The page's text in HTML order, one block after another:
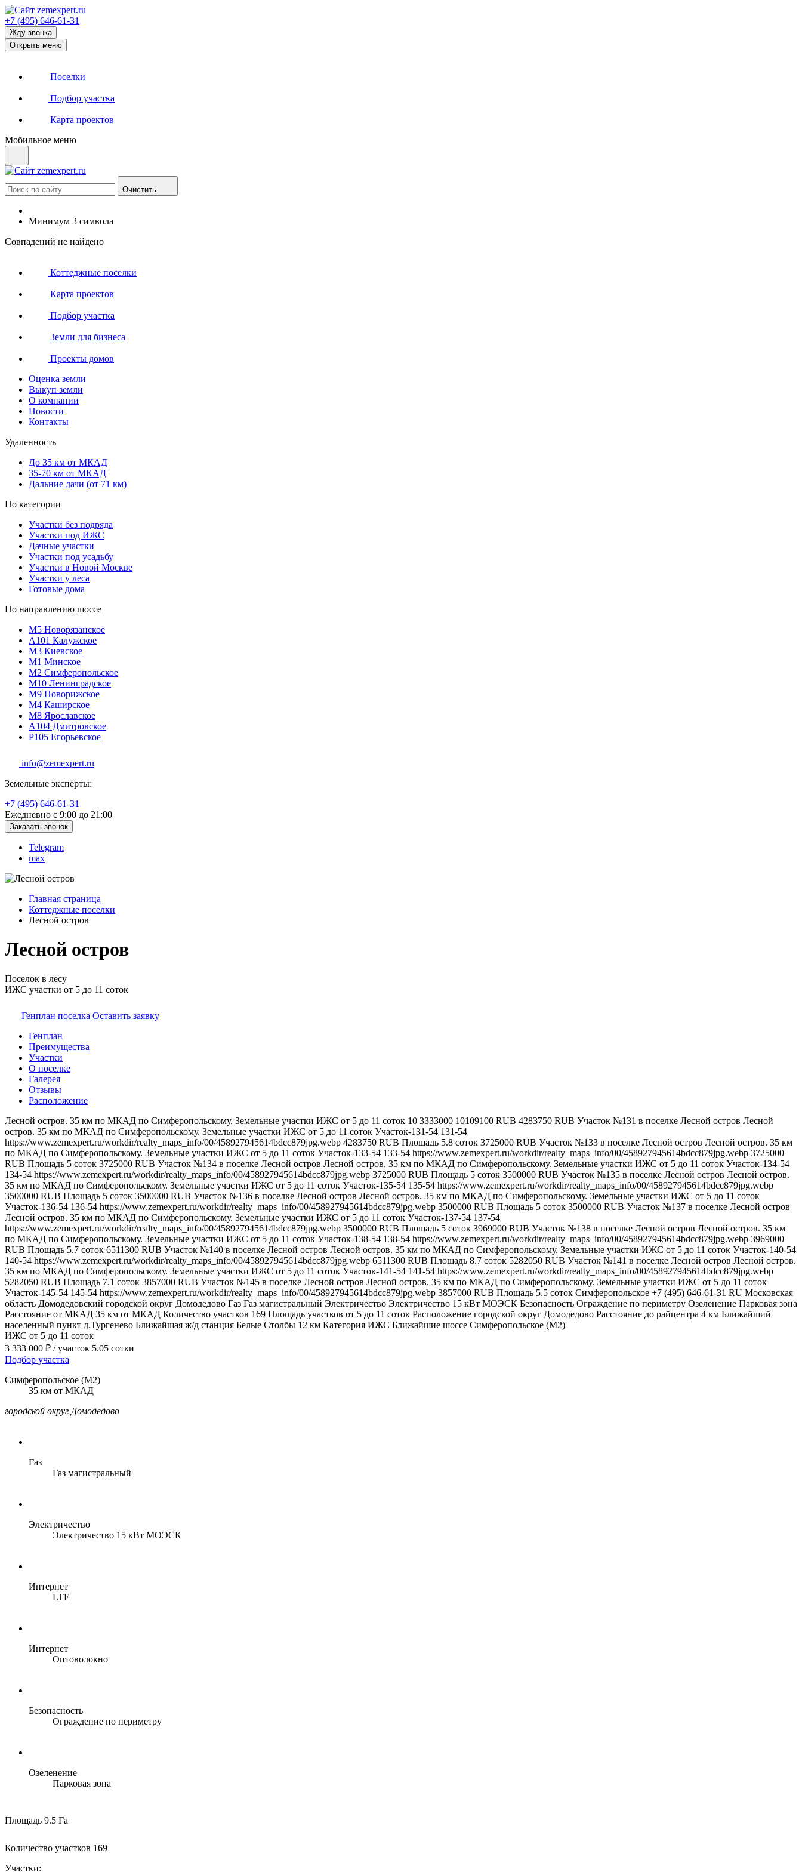
+7 (495) 646-61-31
Жду звонка
Открыть меню
Поселки
Подбор участка
Карта проектов
Мобильное меню
Очистить
Минимум 3 символа
Совпадений не найдено
Коттеджные поселки
Карта проектов
Подбор участка
Земли для бизнеса
Проекты домов
Оценка земли
Выкуп земли
О компании
Новости
Контакты
Удаленность
До 35 км от МКАД
35-70 км от МКАД
Дальние дачи (от 71 км)
По категории
Участки без подряда
Участки под ИЖС
Дачные участки
Участки под усадьбу
Участки в Новой Москве
Участки у леса
Готовые дома
По направлению шоссе
М5 Новорязанское
A101 Калужское
М3 Киевское
М1 Минское
М2 Симферопольское
М10 Ленинградское
М9 Новорижское
М4 Каширское
М8 Ярославское
A104 Дмитровское
P105 Егорьевское
info@zemexpert.ru
Земельные эксперты:
+7 (495) 646-61-31
Ежедневно с 9:00 до 21:00
Заказать звонок
Telegram
max
Главная страница
Коттеджные поселки
Лесной остров
Лесной остров
Поселок в лесу
ИЖС участки от 5 до 11 соток
Генплан поселка Оставить заявку
Генплан
Преимущества
Участки
О поселке
Галерея
Отзывы
Расположение
Лесной остров. 35 км по МКАД по Симферопольскому. Земельные участки ИЖС от 5 до 11 соток 10 3333000 10109100 RUB 4283750 RUB Участок №131 в поселке Лесной остров Лесной
остров. 35 км по МКАД по Симферопольскому. Земельные участки ИЖС от 5 до 11 соток Участок-131-54 131-54
https://www.zemexpert.ru/workdir/realty_maps_info/00/458927945614bdcc879jpg.webp 4283750 RUB Площадь 5.8 соток 3725000 RUB Участок №133 в поселке Лесной остров Лесной остров. 35 км
по МКАД по Симферопольскому. Земельные участки ИЖС от 5 до 11 соток Участок-133-54 133-54 https://www.zemexpert.ru/workdir/realty_maps_info/00/458927945614bdcc879jpg.webp 3725000
RUB Площадь 5 соток 3725000 RUB Участок №134 в поселке Лесной остров Лесной остров. 35 км по МКАД по Симферопольскому. Земельные участки ИЖС от 5 до 11 соток Участок-134-54
134-54 https://www.zemexpert.ru/workdir/realty_maps_info/00/458927945614bdcc879jpg.webp 3725000 RUB Площадь 5 соток 3500000 RUB Участок №135 в поселке Лесной остров Лесной остров.
35 км по МКАД по Симферопольскому. Земельные участки ИЖС от 5 до 11 соток Участок-135-54 135-54 https://www.zemexpert.ru/workdir/realty_maps_info/00/458927945614bdcc879jpg.webp
3500000 RUB Площадь 5 соток 3500000 RUB Участок №136 в поселке Лесной остров Лесной остров. 35 км по МКАД по Симферопольскому. Земельные участки ИЖС от 5 до 11 соток
Участок-136-54 136-54 https://www.zemexpert.ru/workdir/realty_maps_info/00/458927945614bdcc879jpg.webp 3500000 RUB Площадь 5 соток 3500000 RUB Участок №137 в поселке Лесной остров
Лесной остров. 35 км по МКАД по Симферопольскому. Земельные участки ИЖС от 5 до 11 соток Участок-137-54 137-54
https://www.zemexpert.ru/workdir/realty_maps_info/00/458927945614bdcc879jpg.webp 3500000 RUB Площадь 5 соток 3969000 RUB Участок №138 в поселке Лесной остров Лесной остров. 35 км
по МКАД по Симферопольскому. Земельные участки ИЖС от 5 до 11 соток Участок-138-54 138-54 https://www.zemexpert.ru/workdir/realty_maps_info/00/458927945614bdcc879jpg.webp 3969000
RUB Площадь 5.7 соток 6511300 RUB Участок №140 в поселке Лесной остров Лесной остров. 35 км по МКАД по Симферопольскому. Земельные участки ИЖС от 5 до 11 соток Участок-140-54
140-54 https://www.zemexpert.ru/workdir/realty_maps_info/00/458927945614bdcc879jpg.webp 6511300 RUB Площадь 8.7 соток 5282050 RUB Участок №141 в поселке Лесной остров Лесной остров.
35 км по МКАД по Симферопольскому. Земельные участки ИЖС от 5 до 11 соток Участок-141-54 141-54 https://www.zemexpert.ru/workdir/realty_maps_info/00/458927945614bdcc879jpg.webp
5282050 RUB Площадь 7.1 соток 3857000 RUB Участок №145 в поселке Лесной остров Лесной остров. 35 км по МКАД по Симферопольскому. Земельные участки ИЖС от 5 до 11 соток
Участок-145-54 145-54 https://www.zemexpert.ru/workdir/realty_maps_info/00/458927945614bdcc879jpg.webp 3857000 RUB Площадь 5.5 соток Симферопольское +7 (495) 646-61-31 RU Московская
область Домодедовский городской округ Домодедово Газ Газ магистральный Электричество Электричество 15 кВт МОЭСК Безопасность Ограждение по периметру Озеленение Парковая зона
Расстояние от МКАД 35 км от МКАД Количество участков 169 Площадь участков от 5 до 11 соток Расположение городской округ Домодедово Расстояние до райцентра 4 км Ближайший
населенный пункт д.Тургенево Ближайшая ж/д станция Белые Столбы 12 км Категория ИЖС Ближайшие шоссе Симферопольское (М2)
ИЖС от 5 до 11 соток
3 333 000 ₽ / участок 5.05 сотки
Подбор участка
Симферопольское (М2)
35 км от МКАД
городской округ Домодедово
Газ
Газ магистральный
Электричество
Электричество 15 кВт МОЭСК
Интернет
LTE
Интернет
Оптоволокно
Безопасность
Ограждение по периметру
Озеленение
Парковая зона
Площадь 9.5 Га
Количество участков 169
Участки: